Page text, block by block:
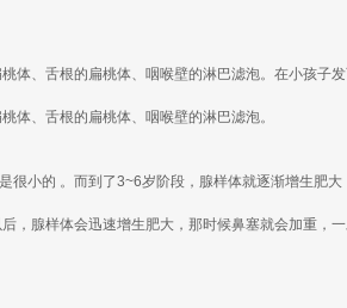
、舌根的扁桃体、咽喉壁的淋巴滤泡。在小孩
体、舌根的扁桃体、咽喉壁的淋巴滤泡。
小的 。而到了3~6岁阶段，腺样体就逐渐增生肥
腺样体会迅速增生肥大，那时候鼻塞就会加重